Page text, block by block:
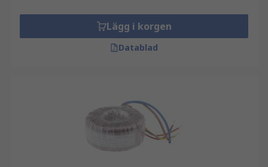
Lägg i korgen
Datablad